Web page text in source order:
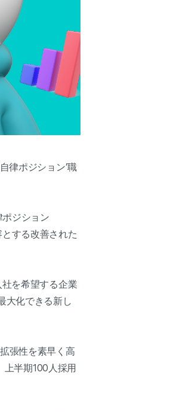
律ポジション’職
ジション
とする改善された
を希望する企業
大化できる新し
張性を素早く高
上半期100人採用